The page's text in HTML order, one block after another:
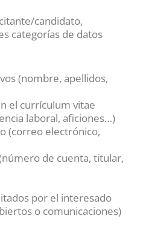
candidato,
categorías de datos
(nombre, apellidos,
el currículum vitae
laboral, aficiones…)
(correo electrónico,
de cuenta, titular,
por el interesado
o comunicaciones)